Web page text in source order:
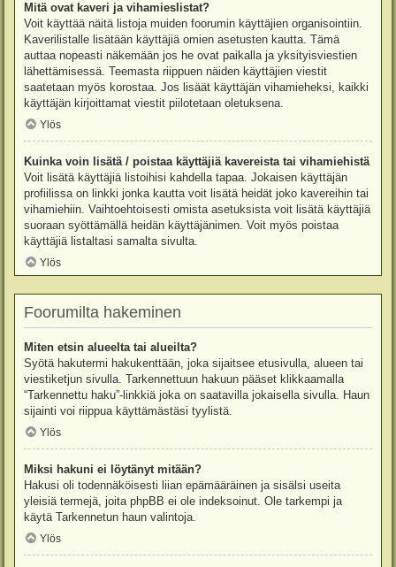
Mitä ovat kaveri ja vihamieslistat?
Voit käyttää näitä listoja muiden foorumin käyttäjien organisointiin.
Kaverilistalle lisätään käyttäjiä omien asetusten kautta. Tämä
auttaa nopeasti näkemään jos he ovat paikalla ja yksityisviestien
lähettämisessä. Teemasta riippuen näiden käyttäjien viestit
saatetaan myös korostaa. Jos lisäät käyttäjän vihamieheksi, kaikki
käyttäjän kirjoittamat viestit piilotetaan oletuksena.
Ylös
Kuinka voin lisätä / poistaa käyttäjiä kavereista tai vihamiehistä
Voit lisätä käyttäjiä listoihisi kahdella tapaa. Jokaisen käyttäjän
profiilissa on linkki jonka kautta voit lisätä heidät joko kavereihin tai
vihamiehiin. Vaihtoehtoisesti omista asetuksista voit lisätä käyttäjiä
suoraan syöttämällä heidän käyttäjänimen. Voit myös poistaa
käyttäjiä listaltasi samalta sivulta.
Ylös
Foorumilta hakeminen
Miten etsin alueelta tai alueilta?
Syötä hakutermi hakukenttään, joka sijaitsee etusivulla, alueen tai
viestiketjun sivulla. Tarkennettuun hakuun pääset klikkaamalla
“Tarkennettu haku”-linkkiä joka on saatavilla jokaisella sivulla. Haun
sijainti voi riippua käyttämästäsi tyylistä.
Ylös
Miksi hakuni ei löytänyt mitään?
Hakusi oli todennäköisesti liian epämääräinen ja sisälsi useita
yleisiä termejä, joita phpBB ei ole indeksoinut. Ole tarkempi ja
käytä Tarkennetun haun valintoja.
Ylös